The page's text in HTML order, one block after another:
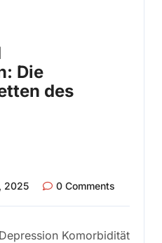
Die
des
2025 0 Comments
Komorbidität